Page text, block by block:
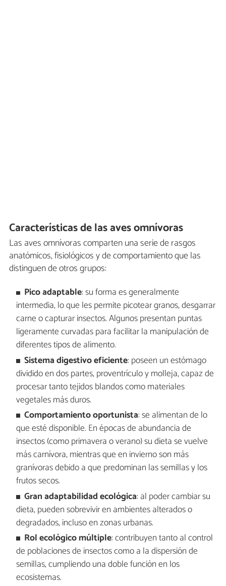
Características de las aves omnívoras
Las aves omnívoras comparten una serie de rasgos
anatómicos, fisiológicos y de comportamiento que las
distinguen de otros grupos:
Pico adaptable: su forma es generalmente
intermedia, lo que les permite picotear granos, desgarrar
carne o capturar insectos. Algunos presentan puntas
ligeramente curvadas para facilitar la manipulación de
diferentes tipos de alimento.
Sistema digestivo eficiente: poseen un estómago
dividido en dos partes, proventrículo y molleja, capaz de
procesar tanto tejidos blandos como materiales
vegetales más duros.
Comportamiento oportunista: se alimentan de lo
que esté disponible. En épocas de abundancia de
insectos (como primavera o verano) su dieta se vuelve
más carnívora, mientras que en invierno son más
granívoras debido a que predominan las semillas y los
frutos secos.
Gran adaptabilidad ecológica: al poder cambiar su
dieta, pueden sobrevivir en ambientes alterados o
degradados, incluso en zonas urbanas.
Rol ecológico múltiple: contribuyen tanto al control
de poblaciones de insectos como a la dispersión de
semillas, cumpliendo una doble función en los
ecosistemas.